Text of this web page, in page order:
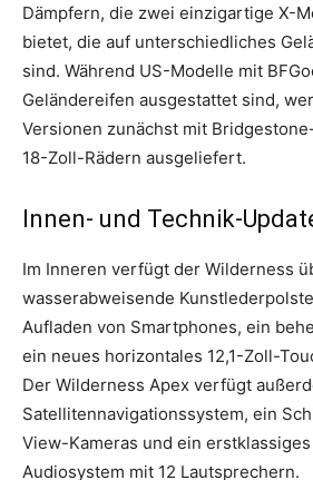
Dämpfern, die zwei einzigartige X-
bietet, die auf unterschiedliches
sind. Während US-Modelle mit
Geländereifen ausgestattet sind,
Versionen zunächst mit
18-Zoll-Rädern ausgeliefert.
Innen- und Technik-
Im Inneren verfügt der Wilderness
wasserabweisende
Aufladen von Smartphones, ein
ein neues horizontales 12,1-Zoll-
Der Wilderness Apex verfügt
Satellitennavigationssystem, ein
View-Kameras und ein
Audiosystem mit 12 Lautsprechern.